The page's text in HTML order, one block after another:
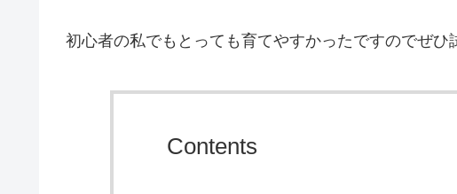
初心者の私でもとっても育てやすかったですのでぜひ
Contents